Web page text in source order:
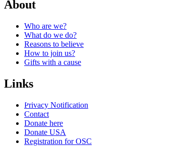
Post
About
Who are we?
What do we do?
Reasons to believe
How to join us?
Gifts with a cause
Links
Privacy Notification
Contact
Donate here
Donate USA
Registration for OSC